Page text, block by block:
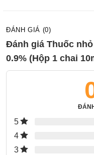
ĐÁNH GIÁ (0)
Đánh giá Thuốc
0.9% (Hộp 1 chai
5
4
3